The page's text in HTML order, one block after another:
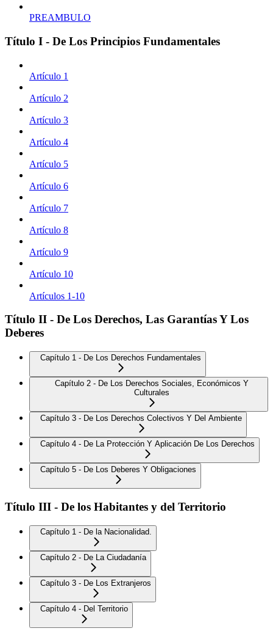
PREAMBULO
Título I - De Los Principios Fundamentales
Artículo 1
Artículo 2
Artículo 3
Artículo 4
Artículo 5
Artículo 6
Artículo 7
Artículo 8
Artículo 9
Artículo 10
Artículos 1-10
Título II - De Los Derechos, Las Garantías Y Los
Deberes
Capítulo 1 - De Los Derechos Fundamentales
Capítulo 2 - De Los Derechos Sociales, Económicos Y
Culturales
Capítulo 3 - De Los Derechos Colectivos Y Del Ambiente
Capítulo 4 - De La Protección Y Aplicación De Los Derechos
Capítulo 5 - De Los Deberes Y Obligaciones
Título III - De los Habitantes y del Territorio
Capítulo 1 - De la Nacionalidad.
Capítulo 2 - De La Ciudadanía
Capítulo 3 - De Los Extranjeros
Capítulo 4 - Del Territorio